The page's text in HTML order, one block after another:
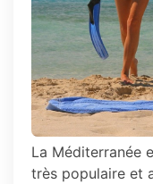
La Méditerranée
très populaire et